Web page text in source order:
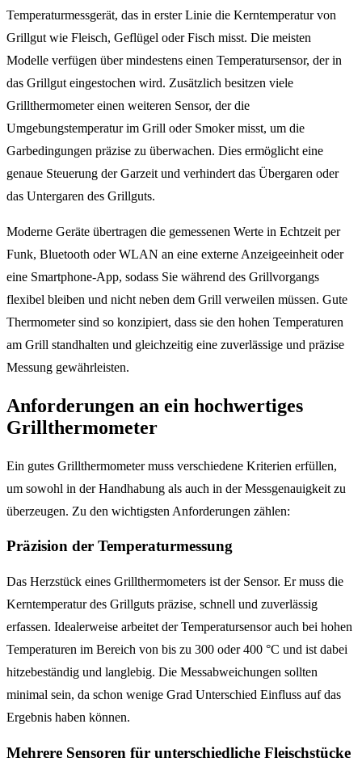
Temperaturmessgerät, das in erster Linie die Kerntemperatur von
Grillgut wie Fleisch, Geflügel oder Fisch misst. Die meisten
Modelle verfügen über mindestens einen Temperatursensor, der in
das Grillgut eingestochen wird. Zusätzlich besitzen viele
Grillthermometer einen weiteren Sensor, der die
Umgebungstemperatur im Grill oder Smoker misst, um die
Garbedingungen präzise zu überwachen. Dies ermöglicht eine
genaue Steuerung der Garzeit und verhindert das Übergaren oder
das Untergaren des Grillguts.
Moderne Geräte übertragen die gemessenen Werte in Echtzeit per
Funk, Bluetooth oder WLAN an eine externe Anzeigeeinheit oder
eine Smartphone-App, sodass Sie während des Grillvorgangs
flexibel bleiben und nicht neben dem Grill verweilen müssen. Gute
Thermometer sind so konzipiert, dass sie den hohen Temperaturen
am Grill standhalten und gleichzeitig eine zuverlässige und präzise
Messung gewährleisten.
Anforderungen an ein hochwertiges
Grillthermometer
Ein gutes Grillthermometer muss verschiedene Kriterien erfüllen,
um sowohl in der Handhabung als auch in der Messgenauigkeit zu
überzeugen. Zu den wichtigsten Anforderungen zählen:
Präzision der Temperaturmessung
Das Herzstück eines Grillthermometers ist der Sensor. Er muss die
Kerntemperatur des Grillguts präzise, schnell und zuverlässig
erfassen. Idealerweise arbeitet der Temperatursensor auch bei hohen
Temperaturen im Bereich von bis zu 300 oder 400 °C und ist dabei
hitzebeständig und langlebig. Die Messabweichungen sollten
minimal sein, da schon wenige Grad Unterschied Einfluss auf das
Ergebnis haben können.
Mehrere Sensoren für unterschiedliche Fleischstücke